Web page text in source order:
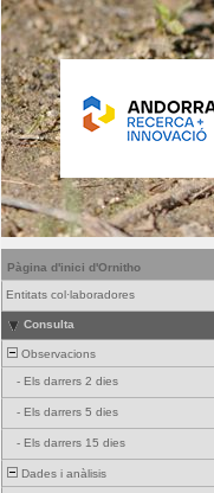
Pàgina d'inici d'Ornitho
Entitats col·laboradores
Consulta
Observacions
- Els darrers 2 dies
- Els darrers 5 dies
- Els darrers 15 dies
Dades i anàlisis